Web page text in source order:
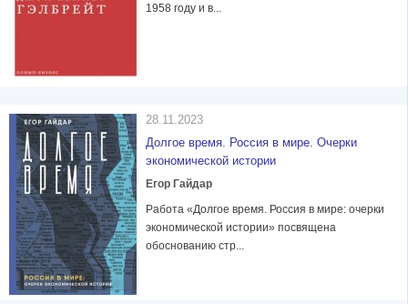
1958 году и в...
28.11.2023
Долгое время. Россия в мире. Очерки
экономической истории
Егор Гайдар
Работа «Долгое время. Россия в мире: очерки
экономической истории» посвящена
обоснованию стр...